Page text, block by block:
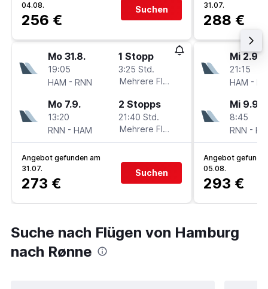
04.08.
256 €
Suchen
Mo 31.8.
19:05
HAM - RNN
1 Stopp
3:25 Std.
Mehrere Fluglinien
Mo 7.9.
13:20
RNN - HAM
2 Stopps
21:40 Std.
Mehrere Fluglinien
Angebot gefunden am
31.07.
273 €
Suchen
31.07.
288 €
Mi 2.9.
21:15
HAM -
Mi 9.9.
8:45
RNN -
Angebot
05.08.
293 €
Suche nach Flügen von Hamburg
nach Rønne